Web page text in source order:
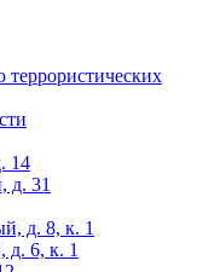
14
д. 31
д. 8, к. 1
д. 6, к. 1